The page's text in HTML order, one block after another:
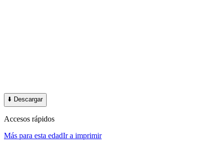
⬇️ Descargar
Accesos rápidos
Más para esta edadIr a imprimir